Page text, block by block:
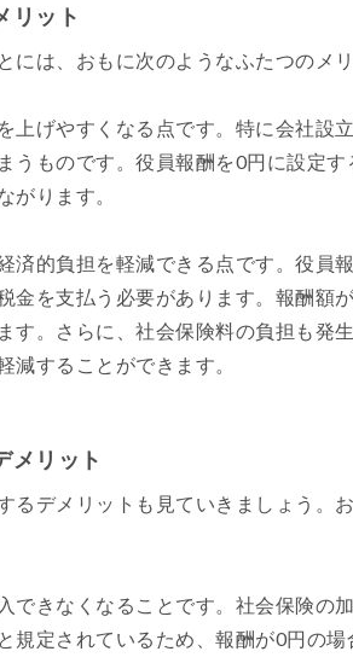
リット
には、おもに次のようなふたつのメ
上げやすくなる点です。特に会社設
うものです。役員報酬を0円に設定す
がります。
済的負担を軽減できる点です。役員
金を支払う必要があります。報酬額
す。さらに、社会保険料の負担も発
減することができます。
メリット
るデメリットも見ていきましょう。
できなくなることです。社会保険の
規定されているため、報酬が0円の場